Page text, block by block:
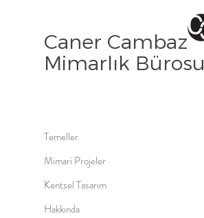
Temeller
Mimari Projeler
Kentsel Tasarım
Hakkında
Caner Cambaz
Mimarlık Bürosu